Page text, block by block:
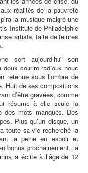
réalités de la pauvreté
la musique malgré une
Institute de Philadelphie
artiste, faite de fêlures
sort aujourd’hui son
sourire radieux nous
retenue sous l’ombre de
Huit de ses compositions
d’être gravées, comme
résume à elle seule la
des mots manqués. Des
Plus qu’un disque, un
toute sa vie recherché la
la peine en espoir et
bonus prochainement, la
a écrite à l’âge de 12